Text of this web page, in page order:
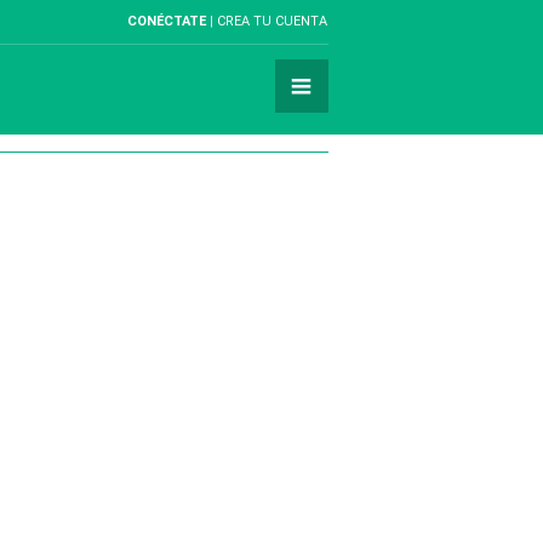
CONÉCTATE CREA TU CUENTA